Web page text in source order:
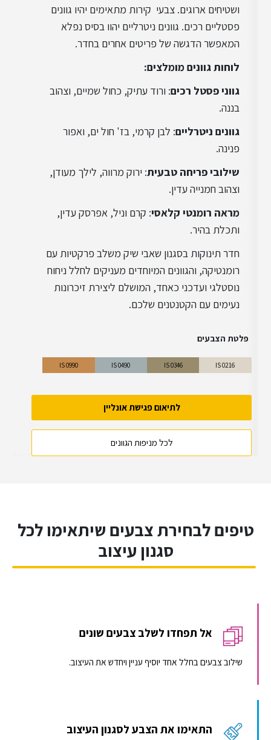
עיצוב קלאסי
ושטיחים ארוגים. צבעי קירות מתאימים יהיו גוונים
פסטליים רכים. גוונים ניטרליים יהוו בסיס נפלא
המאפשר הדגשה של פריטים אחרים בחדר.
לוחות גוונים מומלצים:
גווני פסטל רכים: ורוד עתיק, כחול שמיים, וצהוב
בננה.
גוונים ניטרליים: לבן קרמי, בז' חול ים, ואפור
פנינה.
שילובי פריחה טבעית: ירוק מרווה, לילך מעודן,
וצהוב חמנייה עדין.
מראה רומנטי קלאסי: קרם וניל, אפרסק עדין,
ותכלת בהיר.
חדר תינוקות בסגנון שאבי שיק משלב פרקטיות עם
רומנטיקה, והגוונים המיוחדים מעניקים לחלל ניחוח
נוסטלגי ועדכני כאחד, המושלם ליצירת זיכרונות
נעימים עם הקטנטנים שלכם.
פלטת הצבעים
IS 0216
IS 0346
IS 0490
IS 0990
לתיאום פגישת אונליין
לכל מניפות הגוונים
טיפים לבחירת צבעים שיתאימו לכל
סגנון עיצוב
אל תפחדו לשלב צבעים שונים
שילוב צבעים בחלל אחד יוסיף עניין ויחדש את העיצוב.
התאימו את הצבע לסגנון העיצוב